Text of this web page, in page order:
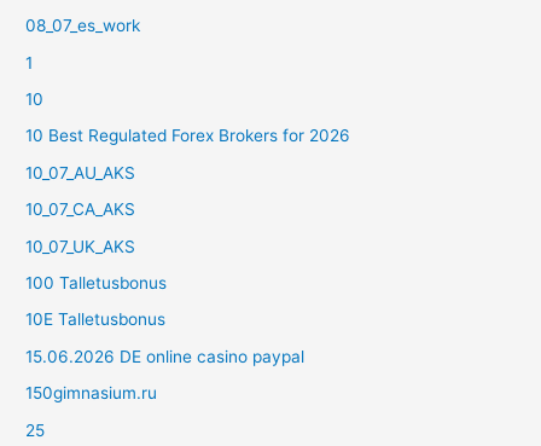
08_07_es_work
1
10
10 Best Regulated Forex Brokers for 2026
10_07_AU_AKS
10_07_CA_AKS
10_07_UK_AKS
100 Talletusbonus
10E Talletusbonus
15.06.2026 DE online casino paypal
150gimnasium.ru
25